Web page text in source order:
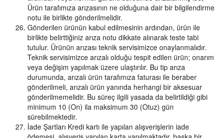
Ürün tarafımıza arızasının ne olduğuna dair bir bilgilendirme
notu ile birlikte gönderilmelidir.
Gönderilen ürünün kabul edilmesinin ardından, ürün ile
birlikte belirttiğiniz arıza notu dikkate alınarak teste tabi
tutulur. Ürünün arızası teknik servisimizce onaylanmalıdır.
Teknik servisimizce arızalı olduğu tespit edilen ürün; onarım
veya değişim yapılmak üzere ulaştırılır. Bu tip arıza
durumunda, arızalı ürün tarafımıza faturası ile beraber
gönderilmeli, arızalı ürün yanında herhangi bir aksesuar
gönderilmemelidir. Bu süreç ilgili yasada da belirtildiği gibi
minimum 10 (On) ila maksimum 30 (Otuz) gün
sürebilmektedir.
İade Şartları Kredi kartı ile yapılan alışverişlerin iade